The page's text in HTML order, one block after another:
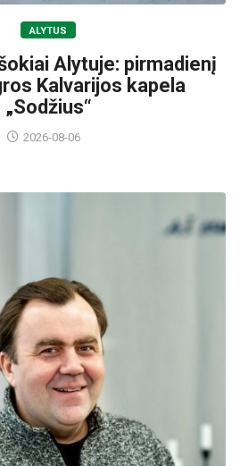
ALYTUS
Alytuje: pirmadienį
Kalvarijos kapela
„Sodžius“
2026-08-06